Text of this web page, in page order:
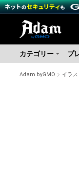
カテゴリー プ
Adam byGMO イラス